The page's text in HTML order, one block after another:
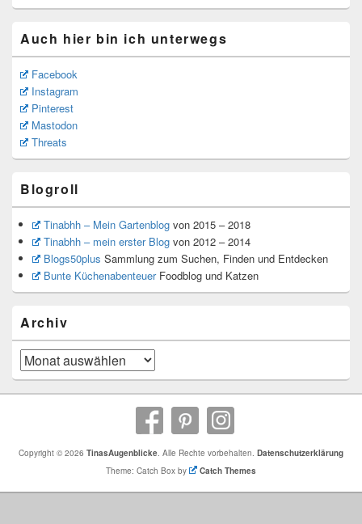
Auch hier bin ich unterwegs
Facebook
Instagram
Pinterest
Mastodon
Threats
Blogroll
Tinabhh – Mein Gartenblogvon 2015 – 2018
Tinabhh – mein erster Blogvon 2012 – 2014
Blogs50plus Sammlung zum Suchen, Finden und Entdecken
Bunte KüchenabenteuerFoodblog und Katzen
Archiv
Archiv
Copyright © 2026 TinasAugenblicke. Alle Rechte vorbehalten. Datenschutzerklärung
Theme: Catch Box by
Catch Themes